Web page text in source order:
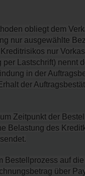
obliegt dem
nur ausgewählte
nur
Lastschrift) nennt
in der
der
Zeitpunkt der
Belastung des
Bestellprozess auf
über